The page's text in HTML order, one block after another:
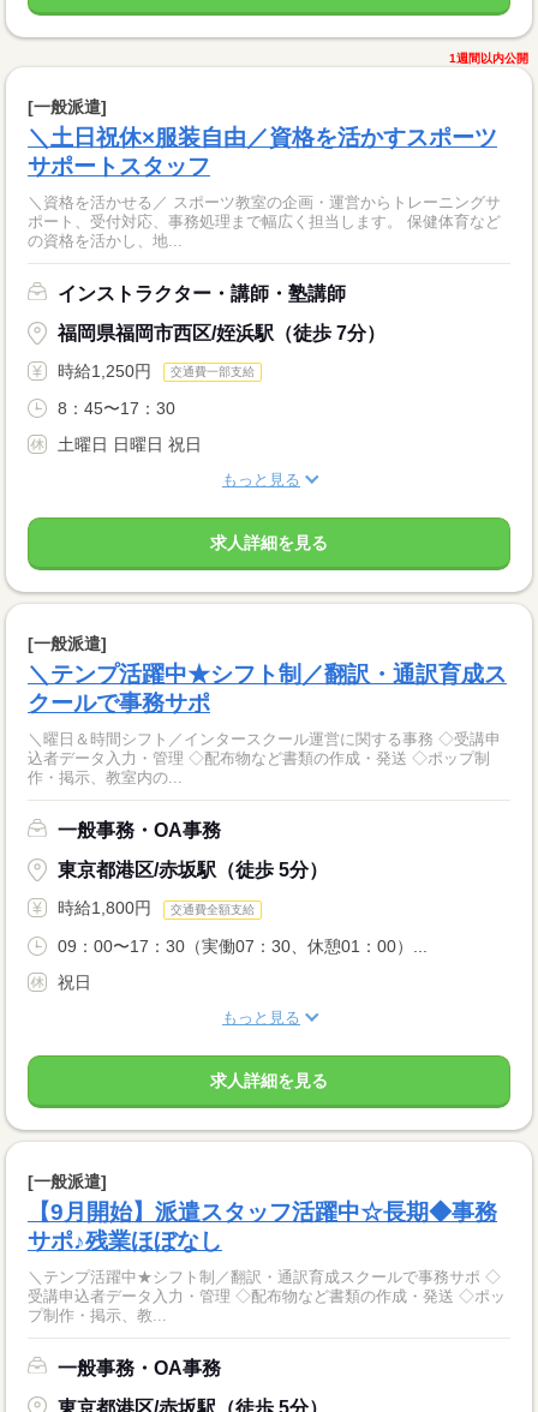
1週間以内公開
[一般派遣]
＼土日祝休×服装自由／資格を活かすスポーツ
サポートスタッフ
＼資格を活かせる／ スポーツ教室の企画・運営からトレーニングサ
ポート、受付対応、事務処理まで幅広く担当します。 保健体育など
の資格を活かし、地...
インストラクター・講師・塾講師
福岡県福岡市西区/姪浜駅（徒歩 7分）
時給1,250円 交通費一部支給
8：45〜17：30
土曜日 日曜日 祝日
もっと見る
求人詳細を見る
[一般派遣]
＼テンプ活躍中★シフト制／翻訳・通訳育成ス
クールで事務サポ
＼曜日＆時間シフト／インタースクール運営に関する事務 ◇受講申
込者データ入力・管理 ◇配布物など書類の作成・発送 ◇ポップ制
作・掲示、教室内の...
一般事務・OA事務
東京都港区/赤坂駅（徒歩 5分）
時給1,800円 交通費全額支給
09：00〜17：30（実働07：30、休憩01：00）...
祝日
もっと見る
求人詳細を見る
[一般派遣]
【9月開始】派遣スタッフ活躍中☆長期◆事務
サポ♪残業ほぼなし
＼テンプ活躍中★シフト制／翻訳・通訳育成スクールで事務サポ ◇
受講申込者データ入力・管理 ◇配布物など書類の作成・発送 ◇ポッ
プ制作・掲示、教...
一般事務・OA事務
東京都港区/赤坂駅（徒歩 5分）